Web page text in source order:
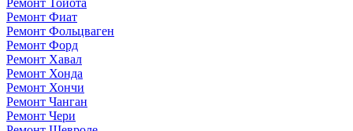
Ремонт Тойота
Ремонт Фиат
Ремонт Фольцваген
Ремонт Форд
Ремонт Хавал
Ремонт Хонда
Ремонт Хончи
Ремонт Чанган
Ремонт Чери